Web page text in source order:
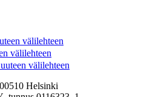
välilehteen
välilehteen
välilehteen
Helsinki